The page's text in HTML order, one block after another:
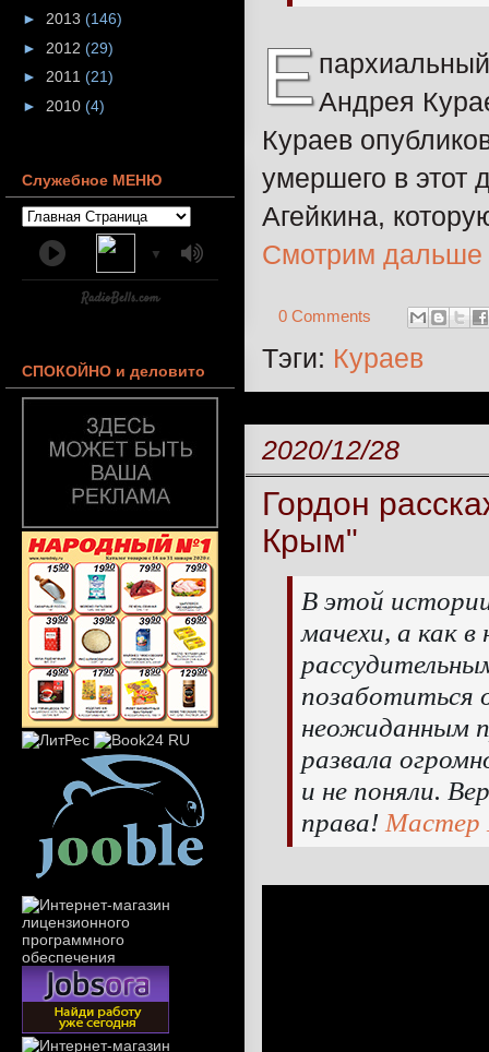
ЕАндрея
Кураев
умершего в этот
Агейкина,
Смотрим
0 Comments
Тэги: Кураев
2020/12/28
Гордон
Крым"
В этой
мачехи, а как в
позаботиться
неожиданным
развала
и не поняли.
права!Мастер
► 2013 (146)
► 2012 (29)
► 2011 (21)
► 2010 (4)
Служебное МЕНЮ
▼
СПОКОЙНО и деловито